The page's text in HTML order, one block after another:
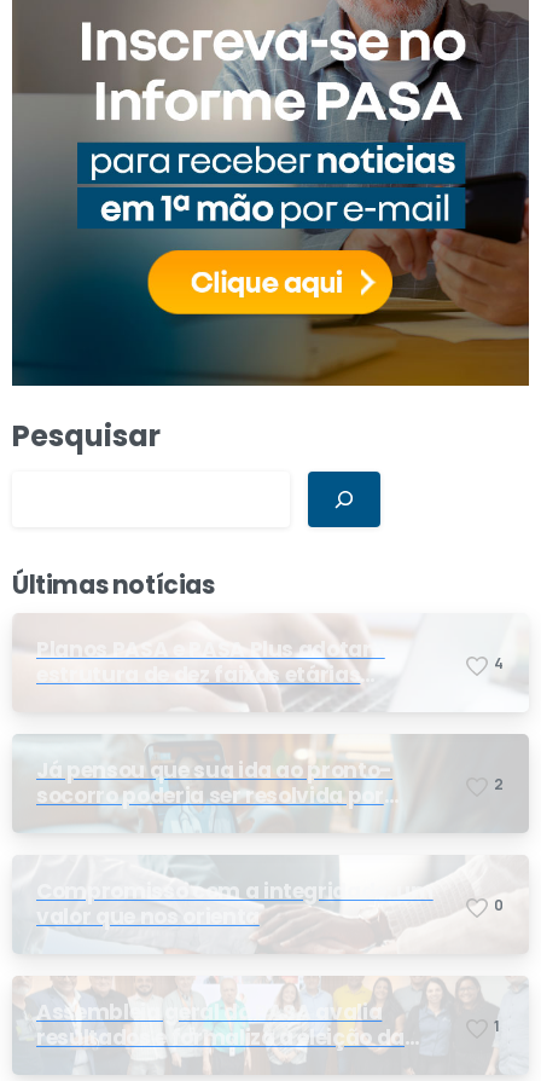
Pesquisar
Últimas notícias
Planos PASA e PASA Plus adotam
estrutura de dez faixas etárias
conforme exigência da ANS e do STF
4
Já pensou que sua ida ao pronto-
socorro poderia ser resolvida por
telemedicina?
2
Compromisso com a integridade: um
valor que nos orienta
0
Assembleia geral do PASA avalia
resultados e formaliza a eleição da
nova conselheira
1